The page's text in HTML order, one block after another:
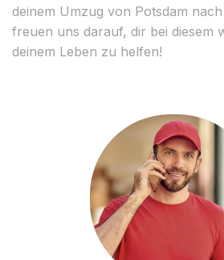
deinem Umzug von Potsdam
freuen uns darauf, dir bei diesem
deinem Leben zu helfen!